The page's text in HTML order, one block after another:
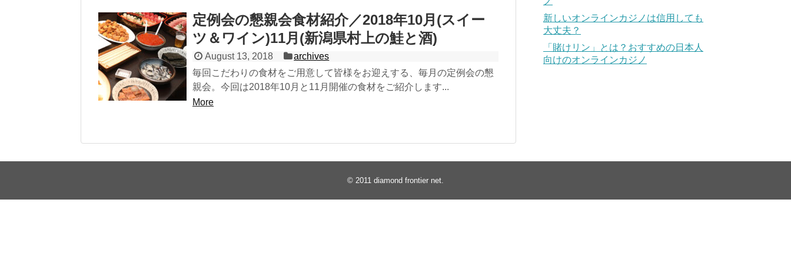
定例会の懇親会食材紹介／2018年10月(スイー
ツ＆ワイン)11月(新潟県村上の鮭と酒)
August 13, 2018
archives
毎回こだわりの食材をご用意して皆様をお迎えする、毎月の定例会の懇
親会。今回は2018年10月と11月開催の食材をご紹介します...
More
新しいオンラインカジノは信用しても
大丈夫？
「賭けリン」とは？おすすめの日本人
向けのオンラインカジノ
© 2011 diamond frontier net.